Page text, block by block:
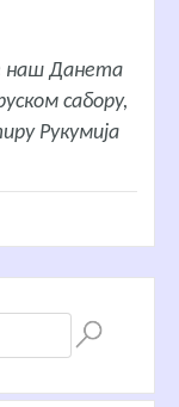
наш Данета
сабору,
Рукумија